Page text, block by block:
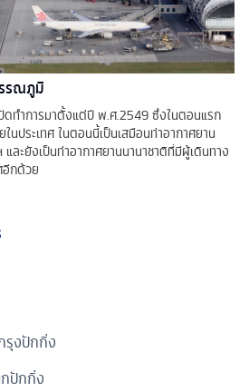
รณภูมิ
ดทำการมาตั้งแต่ปี พ.ศ.2549 ซึ่งในตอนแรก
ในประเทศ ในตอนนี้เป็นเสมือนท่าอากาศยาน
ละยังเป็นท่าอากาศยานนานาชาติที่มีผู้เดินทาง
อีกด้วย
รุงปักกิ่ง
ปักกิ่ง